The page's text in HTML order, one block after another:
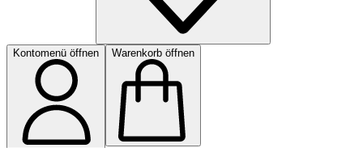
Kontomenü öffnen Warenkorb öffnen